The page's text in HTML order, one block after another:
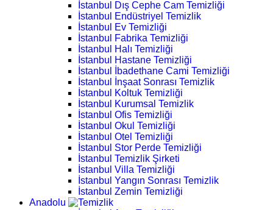
İstanbul Dış Cephe Cam Temizliği
İstanbul Endüstriyel Temizlik
İstanbul Ev Temizliği
İstanbul Fabrika Temizliği
İstanbul Halı Temizliği
İstanbul Hastane Temizliği
İstanbul İbadethane Cami Temizliği
İstanbul İnşaat Sonrası Temizlik
İstanbul Koltuk Temizliği
İstanbul Kurumsal Temizlik
İstanbul Ofis Temizliği
İstanbul Okul Temizliği
İstanbul Otel Temizliği
İstanbul Stor Perde Temizliği
İstanbul Temizlik Şirketi
İstanbul Villa Temizliği
İstanbul Yangın Sonrası Temizlik
İstanbul Zemin Temizliği
Anadolu